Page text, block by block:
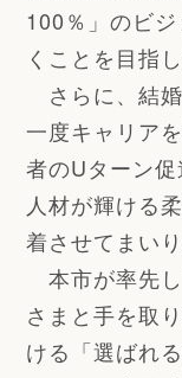
100％」のビ
くことを目指し
さらに、結
一度キャリア
者のUターン
人材が輝ける
着させてまいり
本市が率先
さまと手を取
ける「選ばれ